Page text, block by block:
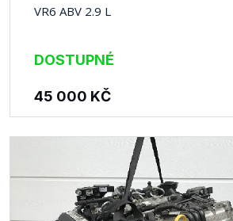
VR6 ABV 2.9 L
DOSTUPNÉ
45 000 KČ